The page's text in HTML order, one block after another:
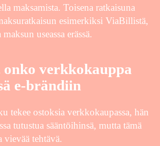
maksamista. Toisena ratkaisuna
esimerkiksi ViaBillistä,
useassa erässä.
onko verkkokauppa
e-brändiin
tekee ostoksia verkkokaupassa, hän
tutustua sääntöihinsä, mutta tämä
vievää tehtävä.